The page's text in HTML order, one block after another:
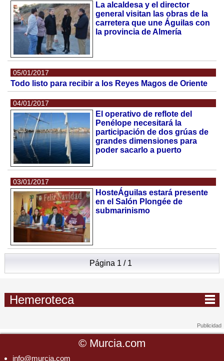
La alcaldesa y el director
general visitan las obras de la
carretera que une Águilas con
la provincia de Almería
05/01/2017
Todo listo para recibir a los Reyes Magos de Oriente
04/01/2017
El operativo de reflote del
Penélope necesitará la
participación de dos grúas de
grandes dimensiones para
poder sacarlo a puerto
03/01/2017
HosteÁguilas estará presente
en el Salón Plongée de
submarinismo
Página 1 / 1
Hemeroteca
© Murcia.com
info@murcia.com